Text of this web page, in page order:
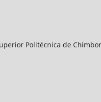
Politécnica de